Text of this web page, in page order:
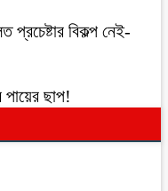
প্রচেষ্টার বিকল্প নেই-
ছাপ!